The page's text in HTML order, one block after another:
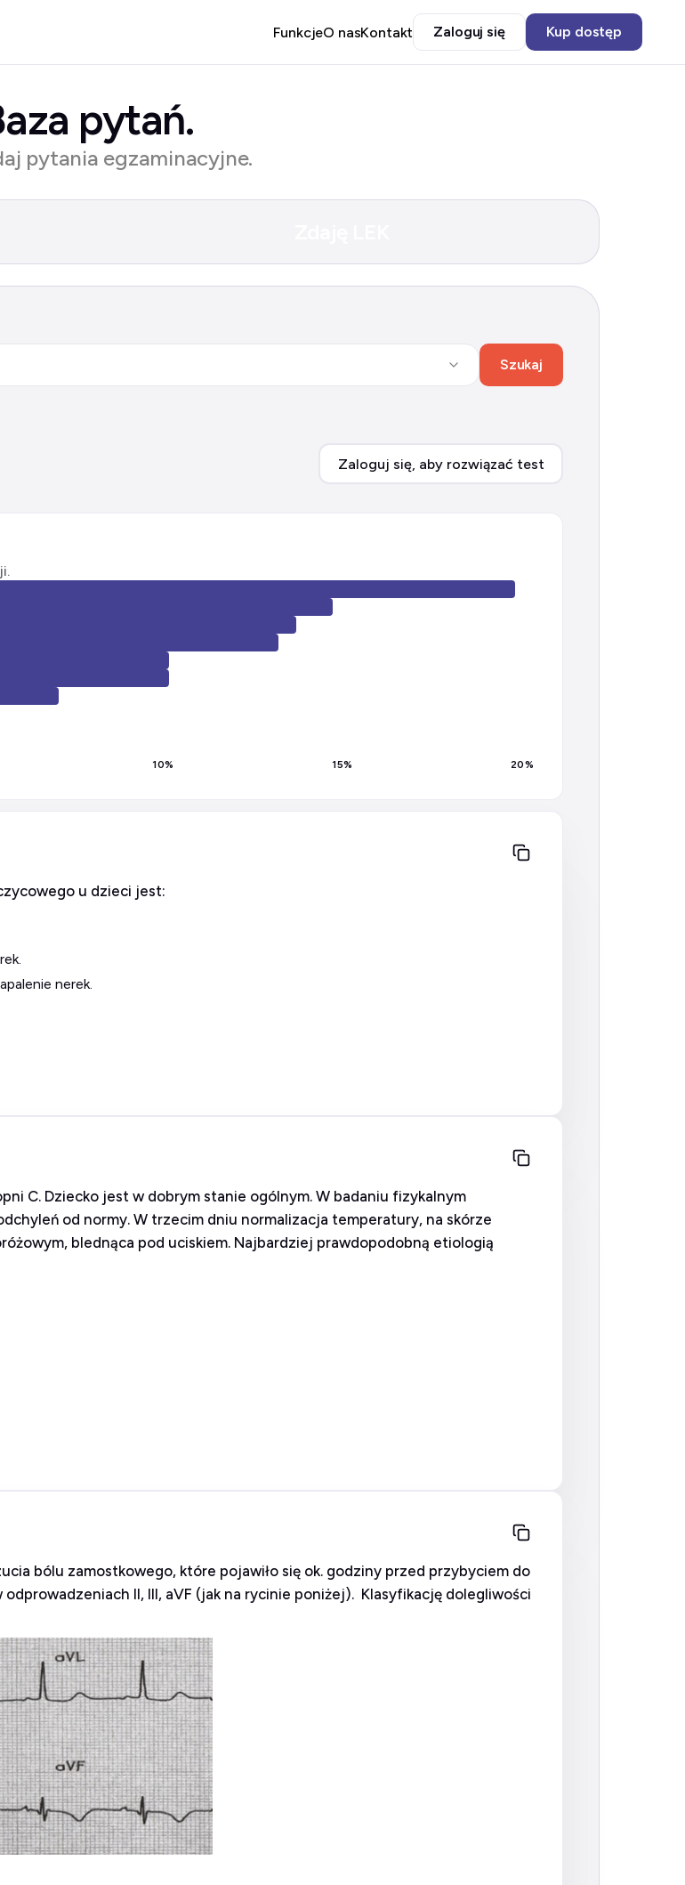
FunkcjeO nasKontakt Zaloguj się Kup dostęp
pytań.
pytania egzaminacyjne.
Szukaj
Zaloguj się, aby rozwiązać test
10% 15% 20%
u dzieci jest:
nerek.
C. Dziecko jest w dobrym stanie ogólnym. W badaniu fizykalnym
od normy. W trzecim dniu normalizacja temperatury, na skórze
blednąca pod uciskiem. Najbardziej prawdopodobną etiologią
bólu zamostkowego, które pojawiło się ok. godziny przed przybyciem do
odprowadzeniach II, III, aVF (jak na rycinie poniżej). Klasyfikację dolegliwości